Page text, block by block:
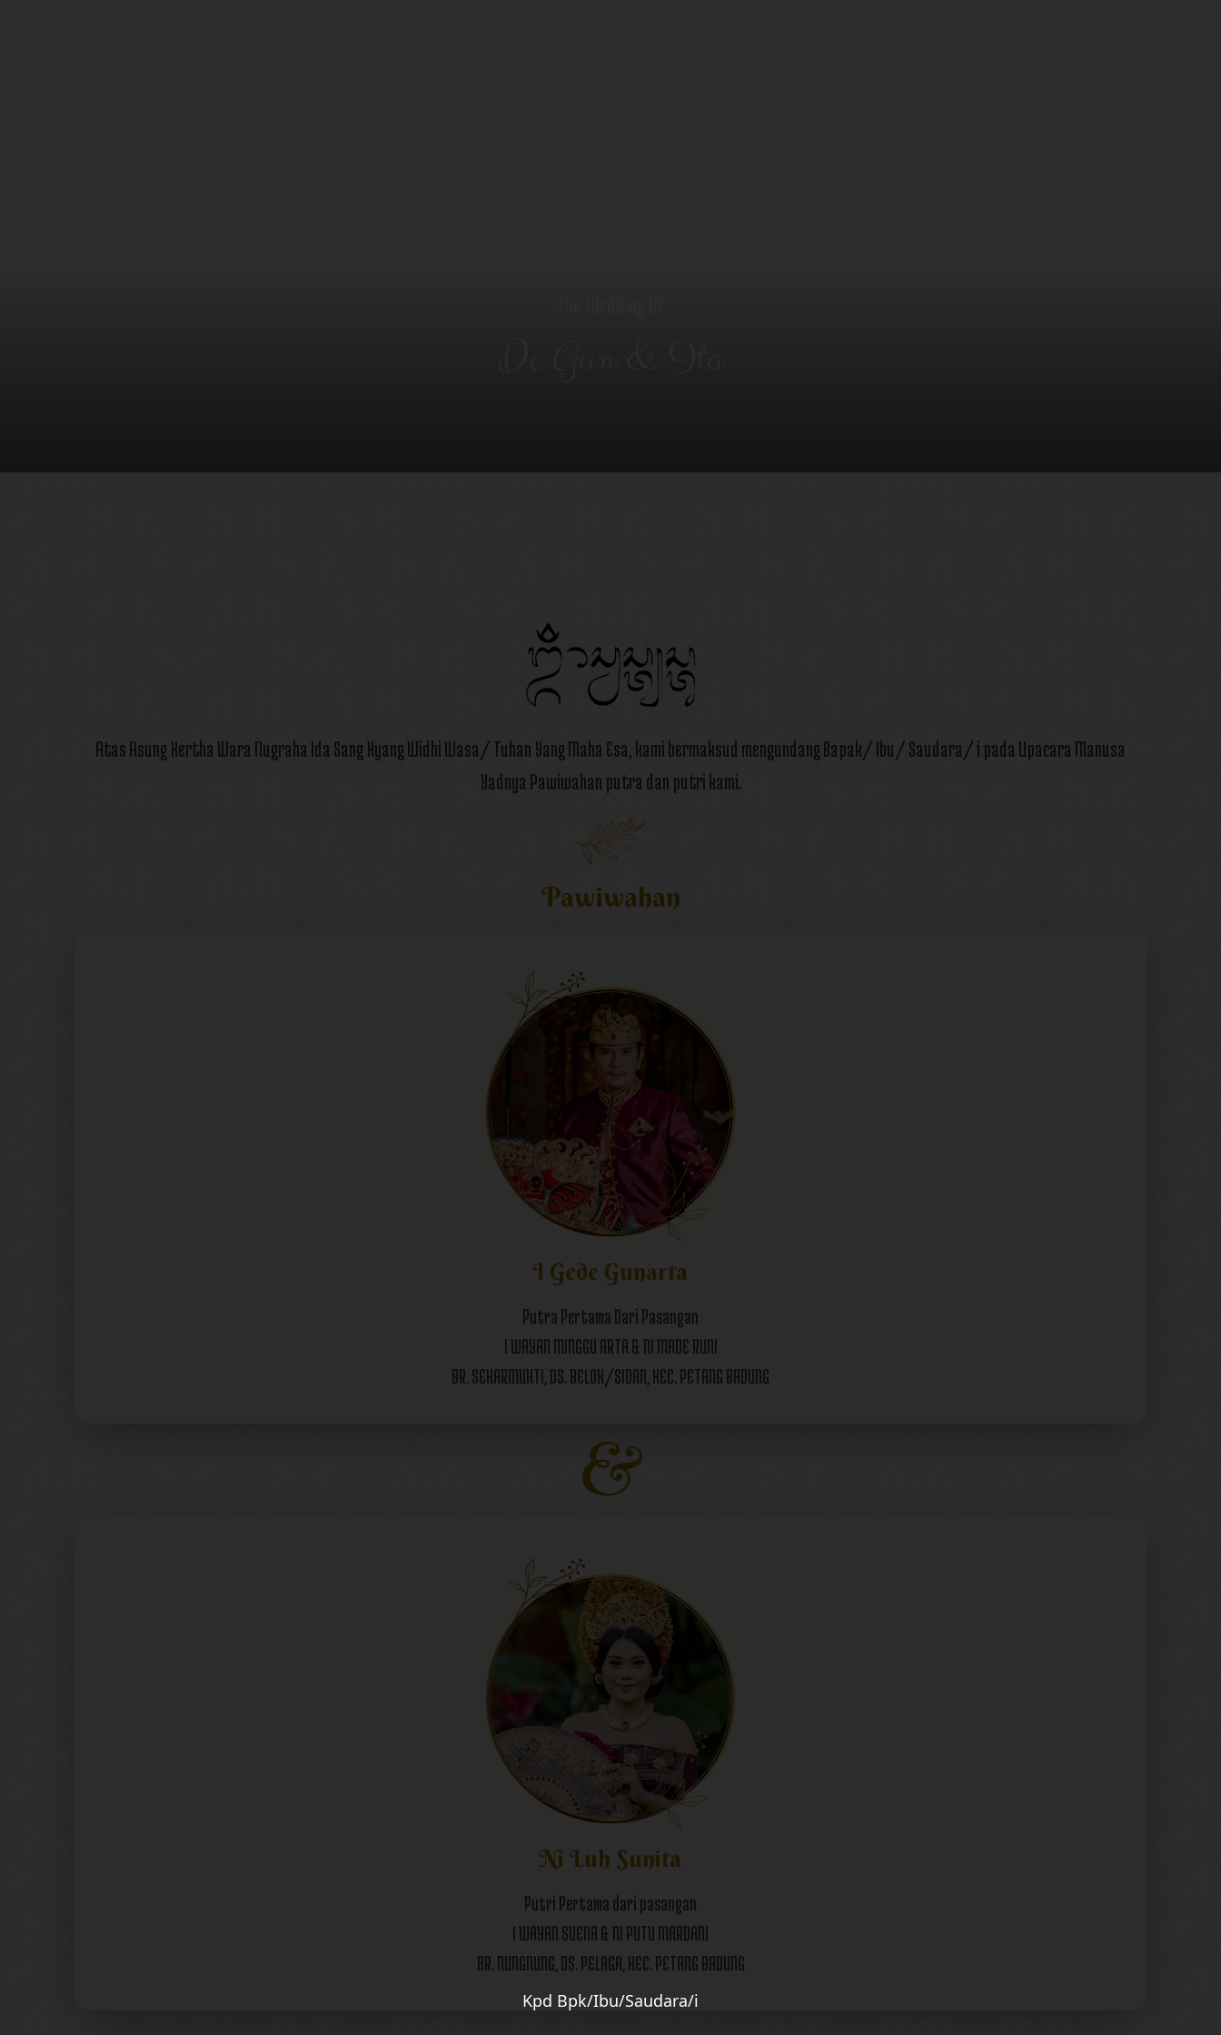
Kpd Bpk/Ibu/Saudara/i
Atas Asung Kertha Wara Nugraha Ida Sang Hyang Widhi Wasa/ Tuhan Yang Maha Esa, kami bermaksud mengundang Bapak/ Ibu/ Saudara/ i pada Upacara Manusa
Yadnya Pawiwahan putra dan putri kami.
Pawiwahan
I Gede Gunarta
Putra Pertama Dari Pasangan
I WAYAN MINGGU ARTA & NI MADE RUNI
BR. SEKARMUKTI, DS. BELOK/SIDAN, KEC. PETANG BADUNG
&
Ni Luh Sunita
Putri Pertama dari pasangan
I WAYAN SUENA & NI PUTU MARDANI
BR. NUNGNUNG, DS. PELAGA, KEC. PETANG BADUNG